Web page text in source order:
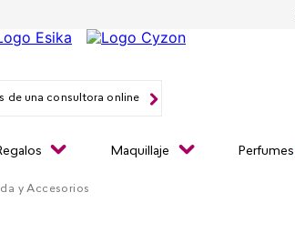
de una consultora online
Maquillaje Perfumes
y Accesorios